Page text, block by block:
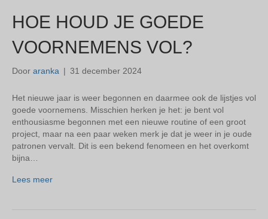
HOE HOUD JE GOEDE
VOORNEMENS VOL?
Door aranka | 31 december 2024
Het nieuwe jaar is weer begonnen en daarmee ook de lijstjes vol
goede voornemens. Misschien herken je het: je bent vol
enthousiasme begonnen met een nieuwe routine of een groot
project, maar na een paar weken merk je dat je weer in je oude
patronen vervalt. Dit is een bekend fenomeen en het overkomt
bijna…
Lees meer